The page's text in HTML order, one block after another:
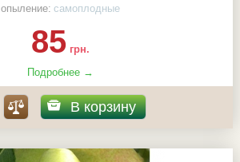
опыление: самоплодные
85 грн.
Подробнее →
В корзину